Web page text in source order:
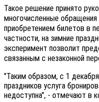
Такое решение принято
многочисленные
приобретением билетов в
частности, на зимние
эксперимент позволит
связанным с незаконной
"Таким образом, с 1
праздников услуга
недоступна", - отмечают в